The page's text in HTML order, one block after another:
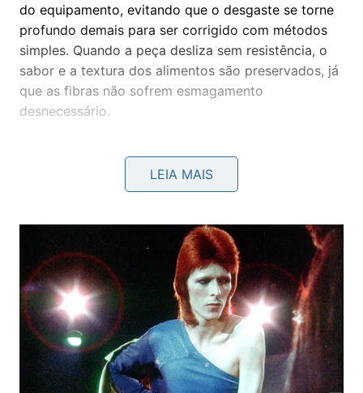
do equipamento, evitando que o desgaste se torne
profundo demais para ser corrigido com métodos
simples. Quando a peça desliza sem resistência, o
sabor e a textura dos alimentos são preservados, já
que as fibras não sofrem esmagamento
desnecessário.
antes de iniciar o serviço garante uma experiência
muito mais fluida e prazerosa para quem está no
responde prontamente aos seus comandos eleva o
nível de qualquer apresentação culinária realizada
em ambiente doméstico. Para obter os melhores
resultados possíveis com esse método prático, é
importante seguir algumas recomendações básicas
de manuseio técnico:
Mantenha a base cerâmica sempre limpa e livre
de resíduos de gordura ou água.
LEIA MAIS